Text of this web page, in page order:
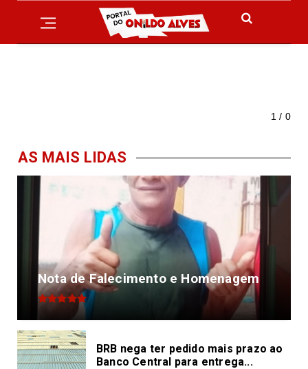
1 / 0
AS MAIS LIDAS
Nota de Falecimento e Homenagem
BRB nega ter pedido mais prazo ao
Banco Central para entrega...